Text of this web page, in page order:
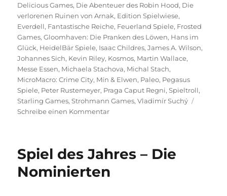
Delicious Games, Die Abenteuer des Robin Hood, Die
verlorenen Ruinen von Arnak, Edition Spielwiese,
Everdell, Fantastische Reiche, Feuerland Spiele, Frosted
Games,Gloomhaven: Die Pranken des Löwen, Hans im
Glück, HeidelBär Spiele, Isaac Childres,James A. Wilson,
Johannes Sich, Kevin Riley, Kosmos, Martin Wallace,
Messe Essen, Michaela Stachova, Michal Stach,
MicroMacro: Crime City, Mín & Elwen, Paleo, Pegasus
Spiele, Peter Rustemeyer, Praga Caput Regni,Spieltroll,
Starling Games,Strohmann Games,Vladimír Suchý
Schreibe einen Kommentarzu
Spiel des Jahres – Die
Nominierten